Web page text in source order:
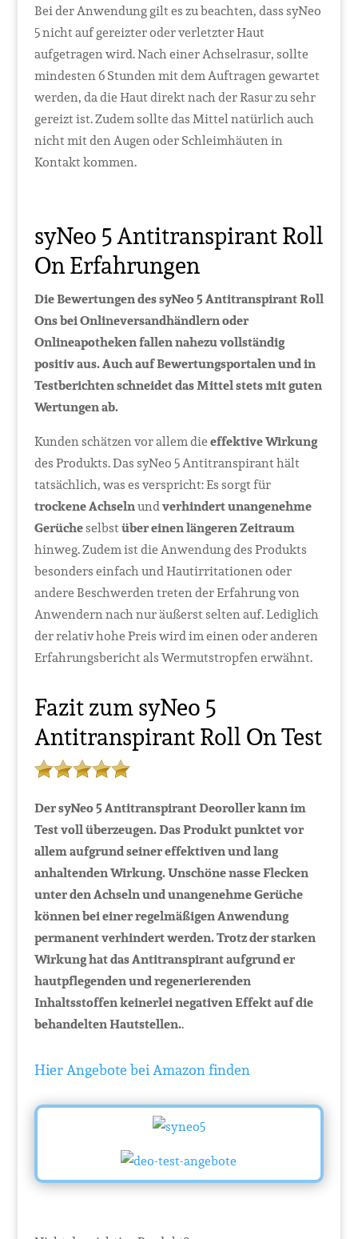
Bei der Anwendung gilt es zu beachten, dass syNeo
5 nicht auf gereizter oder verletzter Haut
aufgetragen wird. Nach einer Achselrasur, sollte
mindesten 6 Stunden mit dem Auftragen gewartet
werden, da die Haut direkt nach der Rasur zu sehr
gereizt ist. Zudem sollte das Mittel natürlich auch
nicht mit den Augen oder Schleimhäuten in
Kontakt kommen.
syNeo 5 Antitranspirant Roll
On Erfahrungen
Die Bewertungen des syNeo 5 Antitranspirant Roll
Ons bei Onlineversandhändlern oder
Onlineapotheken fallen nahezu vollständig
positiv aus. Auch auf Bewertungsportalen und in
Testberichten schneidet das Mittel stets mit guten
Wertungen ab.
Kunden schätzen vor allem dieeffektive Wirkung
des Produkts. Das syNeo 5 Antitranspirant hält
tatsächlich, was es verspricht: Es sorgt für
trockene Achselnundverhindert unangenehme
Gerücheselbstüber einen längeren Zeitraum
hinweg. Zudem ist die Anwendung des Produkts
besonders einfach und Hautirritationen oder
andere Beschwerden treten der Erfahrung von
Anwendern nach nur äußerst selten auf. Lediglich
der relativ hohe Preis wird im einen oder anderen
Erfahrungsbericht als Wermutstropfen erwähnt.
Fazit zum syNeo 5
Antitranspirant Roll On Test
Der syNeo 5 Antitranspirant Deoroller kann im
Test voll überzeugen. Das Produkt punktet vor
allem aufgrund seiner effektiven und lang
anhaltenden Wirkung. Unschöne nasse Flecken
unter den Achseln und unangenehme Gerüche
können bei einer regelmäßigen Anwendung
permanent verhindert werden. Trotz der starken
Wirkung hat das Antitranspirant aufgrund er
hautpflegenden und regenerierenden
Inhaltsstoffen keinerlei negativen Effekt auf die
behandelten Hautstellen..
Hier Angebote bei Amazon finden